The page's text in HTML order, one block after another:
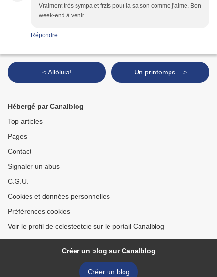
Vraiment très sympa et frzis pour la saison comme j'aime. Bon
week-end à venir.
Répondre
< Alléluia! Un printemps... >
Hébergé par Canalblog
Top articles
Pages
Contact
Signaler un abus
C.G.U.
Cookies et données personnelles
Préférences cookies
Voir le profil de celesteetcie sur le portail Canalblog
Créer un blog sur Canalblog
Créer un blog